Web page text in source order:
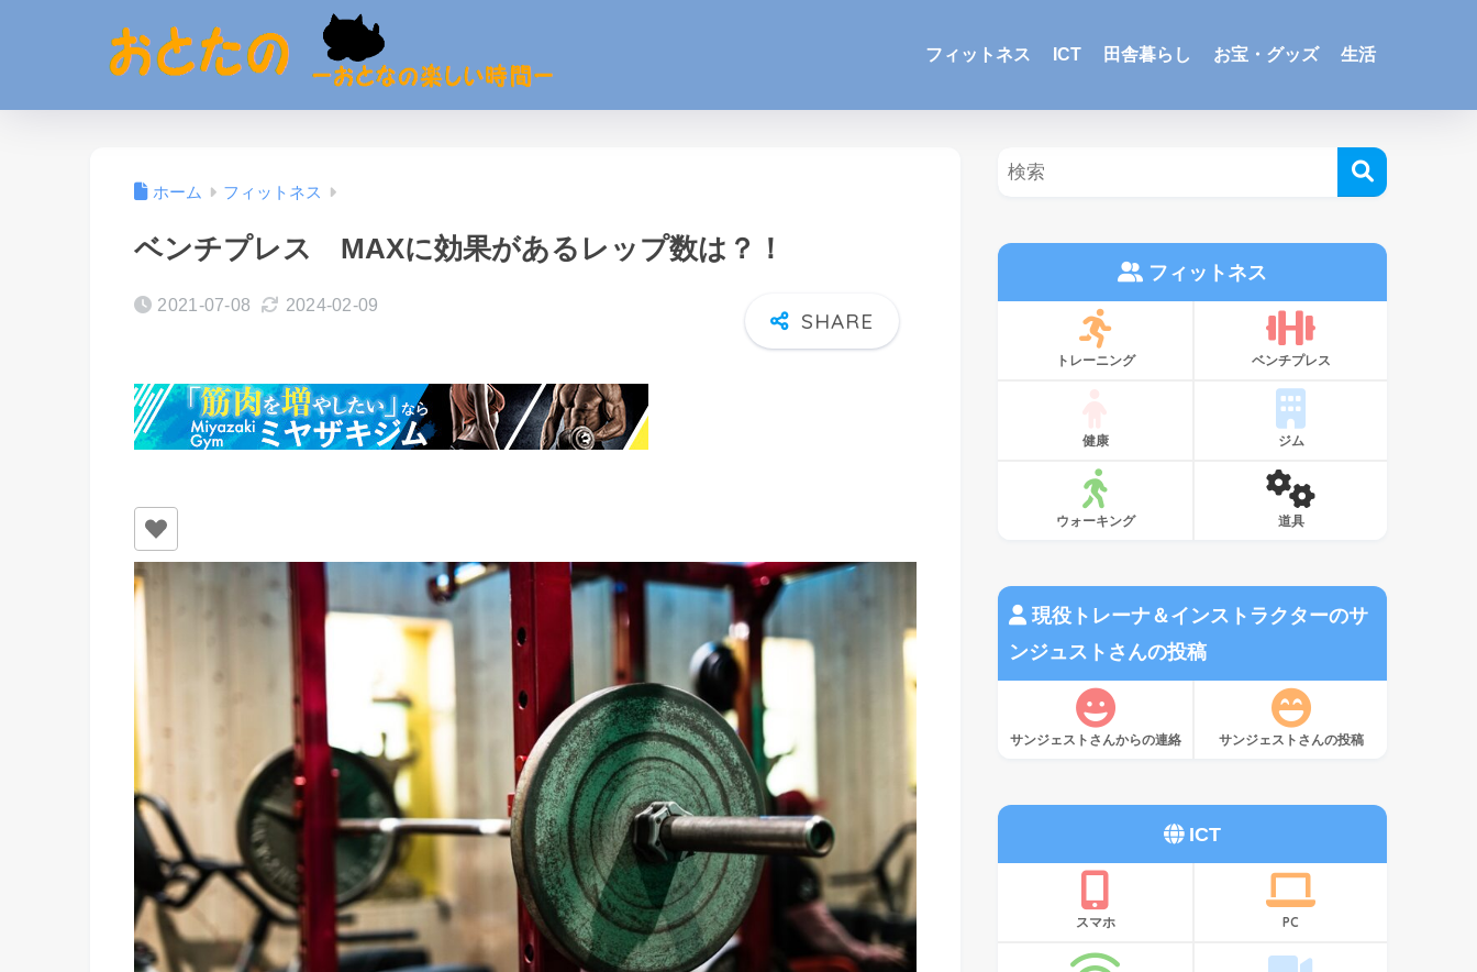
フィットネス ICT 田舎暮らし お宝・グッズ 生活
ホーム フィットネス
ベンチプレス MAXに効果があるレップ数は？！
2021-07-08 2024-02-09
フィットネス
トレーニング ベンチプレス
健康 ジム
ウォーキング 道具
現役トレーナ＆インストラクターのサ
ンジュストさんの投稿
サンジェストさんからの連絡 サンジェストさんの投稿
ICT
スマホ PC